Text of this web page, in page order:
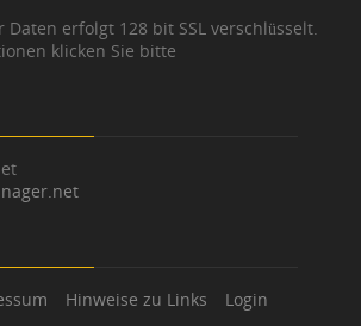
erfolgt 128 bit SSL verschlüsselt.
klicken Sie bitte
Hinweise zu Links Login